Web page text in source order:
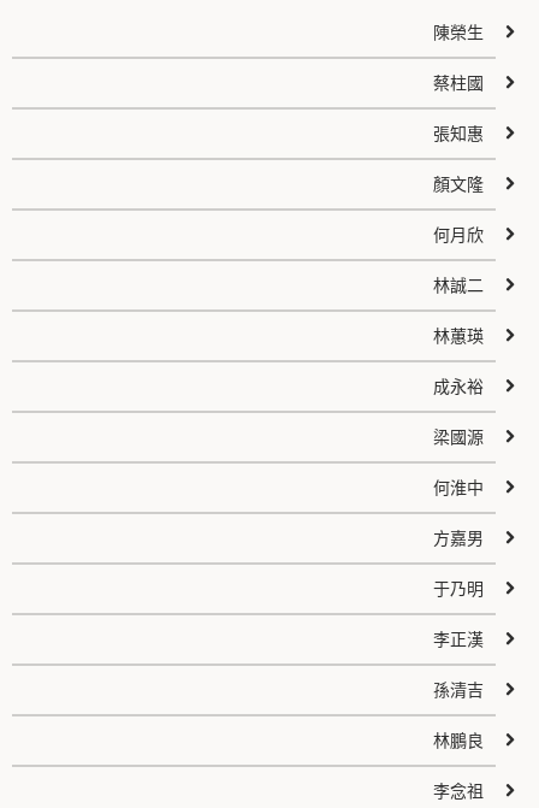
陳榮生
蔡柱國
張知惠
顏文隆
何月欣
林誠二
林蕙瑛
成永裕
梁國源
何淮中
方嘉男
于乃明
李正漢
孫清吉
林鵬良
李念祖